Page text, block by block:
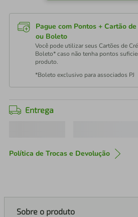
Pague com Pontos + Cartão
ou Boleto
Você pode utilizar seus Cartões de
Boleto* caso não tenha pontos
produto.
*Boleto exclusivo para associados PJ
Entrega
Política de Trocas e Devolução
Sobre o produto